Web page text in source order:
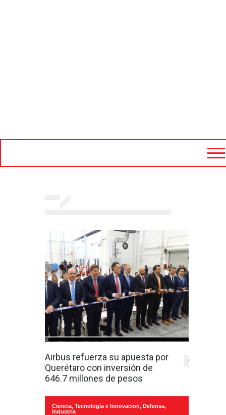
Airbus refuerza su apuesta por
Querétaro con inversión de
646.7 millones de pesos
0
Ciencia, Tecnología e Innovacion, Defensa,
Industria